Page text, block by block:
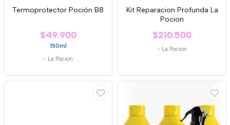
Termoprotector Poción B8
$49.900
150ml
- La Pocion
Kit Reparacion Profunda La
Pocion
$210.500
- La Pocion